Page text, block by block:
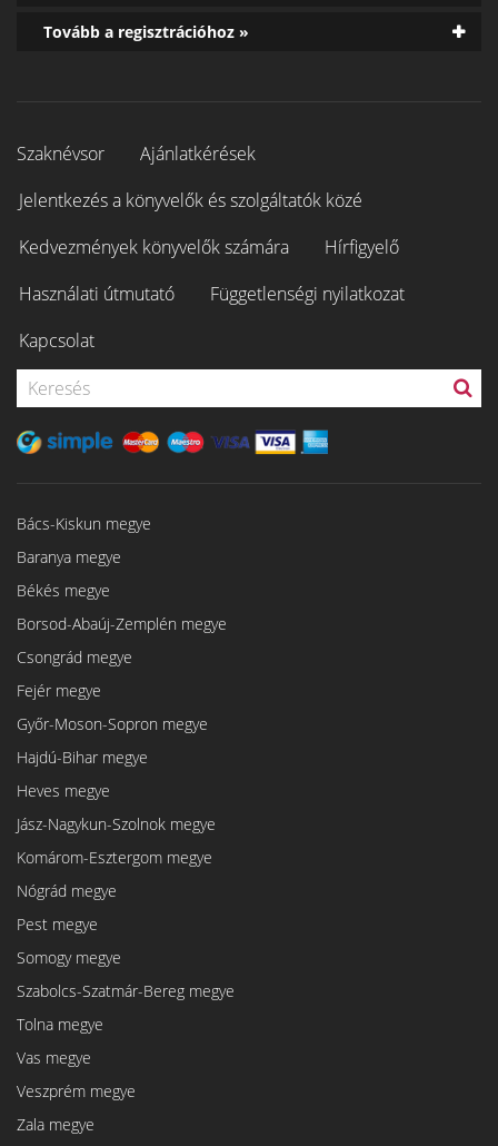
Tovább a regisztrációhoz »
Szaknévsor
Ajánlatkérések
Jelentkezés a könyvelők és szolgáltatók közé
Kedvezmények könyvelők számára
Hírfigyelő
Használati útmutató
Függetlenségi nyilatkozat
Kapcsolat
Bács-Kiskun megye
Baranya megye
Békés megye
Borsod-Abaúj-Zemplén megye
Csongrád megye
Fejér megye
Győr-Moson-Sopron megye
Hajdú-Bihar megye
Heves megye
Jász-Nagykun-Szolnok megye
Komárom-Esztergom megye
Nógrád megye
Pest megye
Somogy megye
Szabolcs-Szatmár-Bereg megye
Tolna megye
Vas megye
Veszprém megye
Zala megye